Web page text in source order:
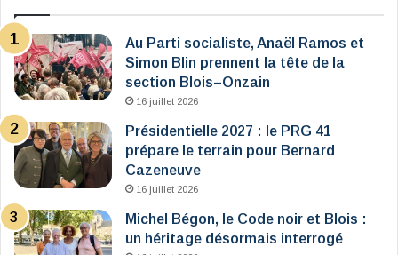
Au Parti socialiste, Anaël Ramos et
Simon Blin prennent la tête de la
section Blois–Onzain
16 juillet 2026
Présidentielle 2027 : le PRG 41
prépare le terrain pour Bernard
Cazeneuve
16 juillet 2026
Michel Bégon, le Code noir et Blois :
un héritage désormais interrogé